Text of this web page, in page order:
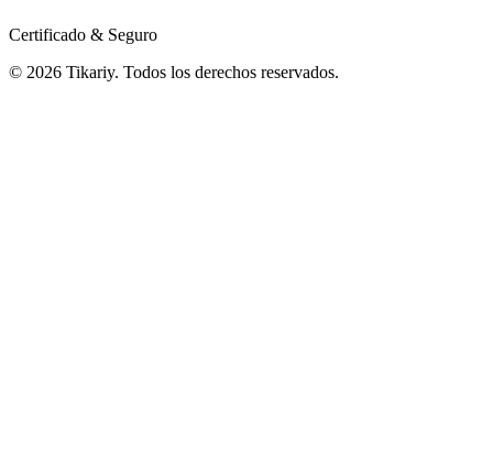
Certificado & Seguro
© 2026 Tikariy. Todos los derechos reservados.